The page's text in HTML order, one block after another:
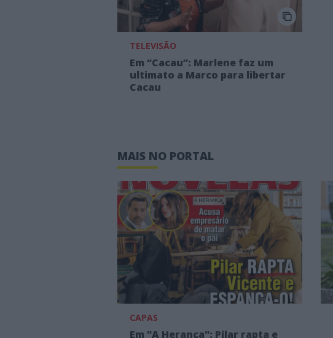
TELEVISÃO
Em “Cacau”: Marlene faz um
ultimato a Marco para libertar
Cacau
MAIS NO PORTAL
CAPAS
Em "A Herança": Pilar rapta e